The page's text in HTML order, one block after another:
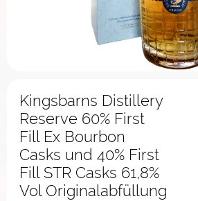
Kingsbarns Distillery
Reserve 60% First
Fill Ex Bourbon
Casks und 40% First
Fill STR Casks 61,8%
Vol Originalabfüllung